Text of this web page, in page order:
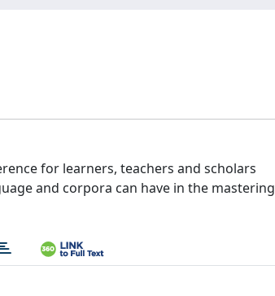
for learners, teachers and scholars
and corpora can have in the mastering